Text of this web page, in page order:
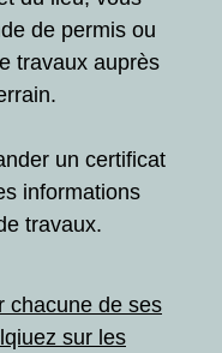
de permis ou
travaux auprès
un certificat
informations
travaux.
chacune de ses
sur les